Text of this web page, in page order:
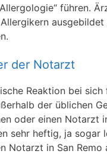
führen.
der Notarzt
Reaktion bei
der üblichen
oder einen
sehr heftig, ja
Notarzt in San Remo